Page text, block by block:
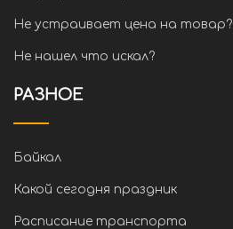
Не устраивает цена на товар?
Не нашел что искал?
РАЗНОЕ
Байкал
Какой сегодня праздник
Расписание транспорта